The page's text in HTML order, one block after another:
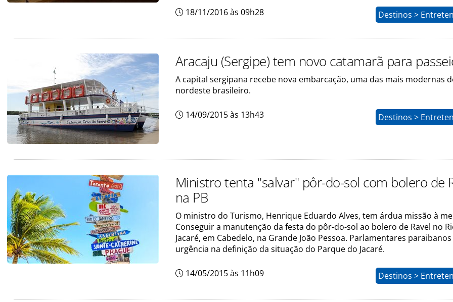
18/11/2016 às 09h28 Destinos >
Aracaju (Sergipe) tem novo catamarã para
A capital sergipana recebe nova embarcação, uma das mais modernas
nordeste brasileiro.
14/09/2015 às 13h43 Destinos >
Ministro tenta "salvar" pôr-do-sol com bolero de
na PB
O ministro do Turismo, Henrique Eduardo Alves, tem árdua missão à
Conseguir a manutenção da festa do pôr-do-sol ao bolero de Ravel no
Jacaré, em Cabedelo, na Grande João Pessoa. Parlamentares
urgência na definição da situação do Parque do Jacaré.
14/05/2015 às 11h09 Destinos >